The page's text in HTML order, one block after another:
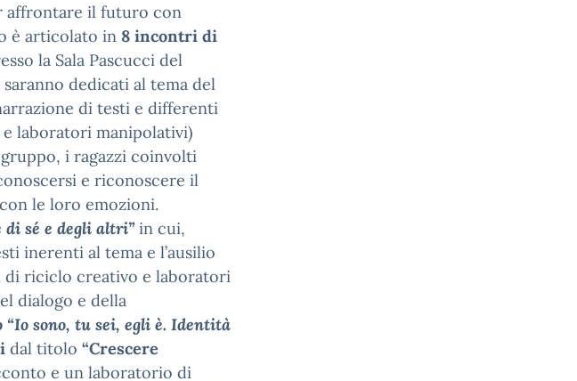
affrontare il futuro con
è articolato in 8 incontri di
la Sala Pascucci del
saranno dedicati al tema del
di testi e differenti
laboratori manipolativi)
i ragazzi coinvolti
e riconoscere il
le loro emozioni.
di sé e degli altri” in cui,
inerenti al tema e l’ausilio
riciclo creativo e laboratori
dialogo e della
“Io sono, tu sei, egli è. Identità
dal titolo “Crescere
e un laboratorio di